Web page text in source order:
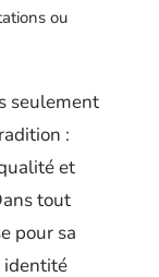
ou
seulement
:
et
tout
pour sa
identité